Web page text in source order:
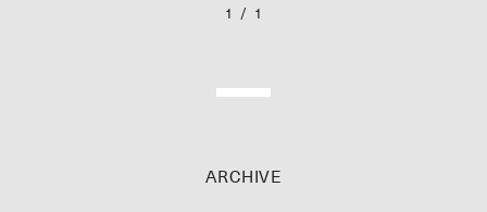
1 / 1
ARCHIVE